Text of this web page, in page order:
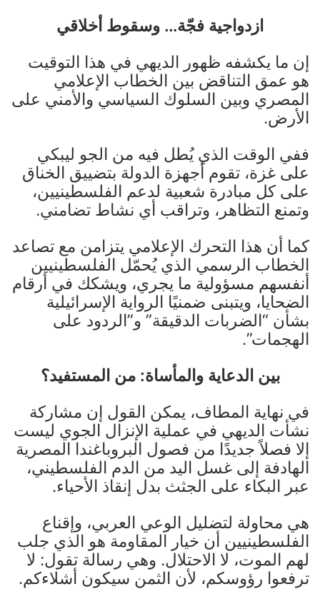
ازدواجية فجّة… وسقوط أخلاقي
إن ما يكشفه ظهور الديهي في هذا التوقيت
هو عمق التناقض بين الخطاب الإعلامي
المصري وبين السلوك السياسي والأمني على
الأرض.
ففي الوقت الذي يُطل فيه من الجو ليبكي
على غزة، تقوم أجهزة الدولة بتضييق الخناق
على كل مبادرة شعبية لدعم الفلسطينيين،
وتمنع التظاهر، وتراقب أي نشاط تضامني.
كما أن هذا التحرك الإعلامي يتزامن مع تصاعد
الخطاب الرسمي الذي يُحمّل الفلسطينيين
أنفسهم مسؤولية ما يجري، ويشكك في أرقام
الضحايا، ويتبنى ضمنيًا الرواية الإسرائيلية
بشأن “الضربات الدقيقة” و”الردود على
الهجمات”.
بين الدعاية والمأساة: من المستفيد؟
في نهاية المطاف، يمكن القول إن مشاركة
نشأت الديهي في عملية الإنزال الجوي ليست
إلا فصلاً جديدًا من فصول البروباغندا المصرية
الهادفة إلى غسل اليد من الدم الفلسطيني،
عبر البكاء على الجثث بدل إنقاذ الأحياء.
هي محاولة لتضليل الوعي العربي، وإقناع
الفلسطينيين أن خيار المقاومة هو الذي جلب
لهم الموت، لا الاحتلال. وهي رسالة تقول: لا
ترفعوا رؤوسكم، لأن الثمن سيكون أشلاءكم.